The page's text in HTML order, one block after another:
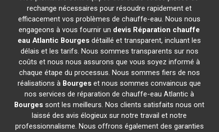
rechange nécessaires pour résoudre rapidement et
efficacement vos problèmes de chauffe-eau. Nous nous
engageons à vous fournir un devis Réparation chauffe
eau Atlantic Bourges détaillé et transparent, incluant les
délais et les tarifs. Nous sommes transparents sur nos
coûts et nous nous assurons que vous soyez informé à
chaque étape du processus. Nous sommes fiers de nos
réalisations à Bourges et nous sommes convaincus que
nos services de réparation de chauffe-eau Atlantic à
Bourges sont les meilleurs. Nos clients satisfaits nous ont
laissé des avis élogieux sur notre travail et notre
professionnalisme. Nous offrons également des garanties